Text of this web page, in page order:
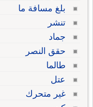
بلغ مسافة ما
تنشر
جماد
حقق النصر
طالما
عتل
غير متحرك